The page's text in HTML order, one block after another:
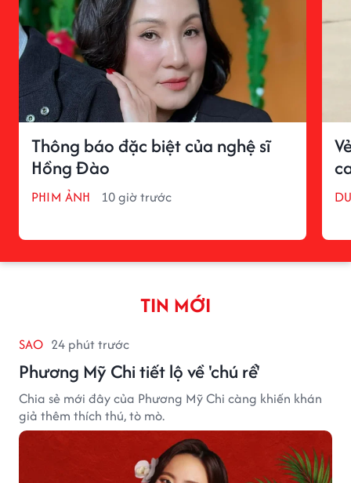
Thông báo đặc biệt của nghệ sĩ
Hồng Đào
PHIM ẢNH 10 giờ trước
TIN MỚI
SAO 24 phút trước
Phương Mỹ Chi tiết lộ về 'chú rể'
Chia sẻ mới đây của Phương Mỹ Chi càng khiến khán
giả thêm thích thú, tò mò.